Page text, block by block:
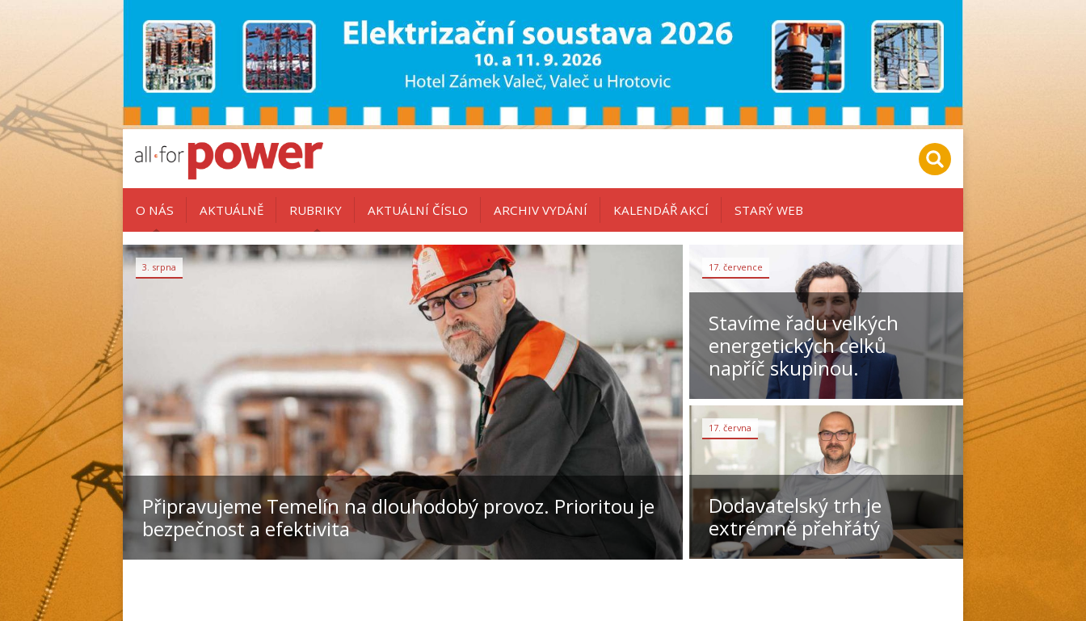
O NÁS AKTUÁLNĚ RUBRIKY AKTUÁLNÍ ČÍSLO ARCHIV VYDÁNÍ KALENDÁŘ AKCÍ STARÝ WEB
3. srpna
Připravujeme Temelín na dlouhodobý provoz. Prioritou je
bezpečnost a efektivita
17. července
Stavíme řadu velkých
energetických celků
napříč skupinou.
17. června
Dodavatelský trh je
extrémně přehřátý